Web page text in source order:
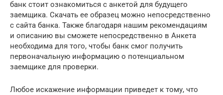
банк стоит ознакомиться с анкетой для будущего
заемщика. Скачать ее образец можно непосредственно
с сайта банка. Также благодаря нашим рекомендациям
и описанию вы сможете непосредственно в Анкета
необходима для того, чтобы банк смог получить
первоначальную информацию о потенциальном
заемщике для проверки.
Любое искажение информации приведет к тому, что